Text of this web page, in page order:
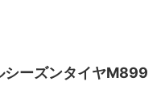
シーズンタイヤM899